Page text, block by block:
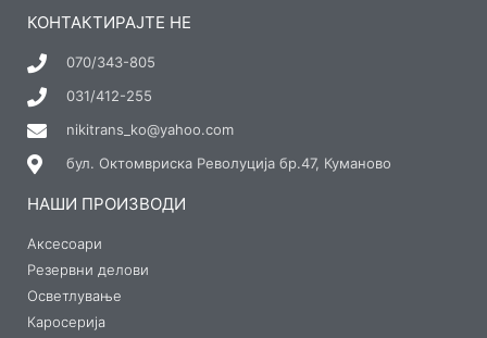
КОНТАКТИРАЈТЕ НЕ
070/343-805
031/412-255
nikitrans_ko@yahoo.com
бул. Октомвриска Револуција бр.47, Куманово
НАШИ ПРОИЗВОДИ
Аксесоари
Резервни делови
Осветлување
Каросерија